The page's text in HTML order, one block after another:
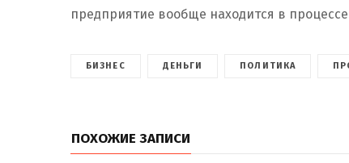
предприятие вообще находится в
БИЗНЕС ДЕНЬГИ ПОЛИТИКА
ПОХОЖИЕ ЗАПИСИ